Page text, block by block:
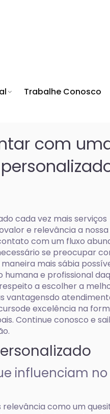
Trabalhe Conosco
com
cada vez mais serviços
e relevância a
com um fluxo
se preocupar
mais sábia
e profissional
a escolher a
vantagensdo
excelência na
Continue conosco e
influenciam no
como um